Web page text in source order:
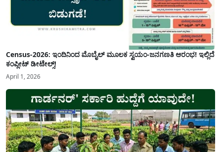
Census-2026: ಇಂದಿನಿಂದ ಮೊಬೈಲ್ ಮೂಲಕ ಸ್ವಯಂ-ಜನಗಣತಿ ಆರಂಭ! ಇಲ್ಲಿದೆ
ಕಂಪ್ಲೀಟ್ ಡೀಟೇಲ್ಸ್!
April 1, 2026